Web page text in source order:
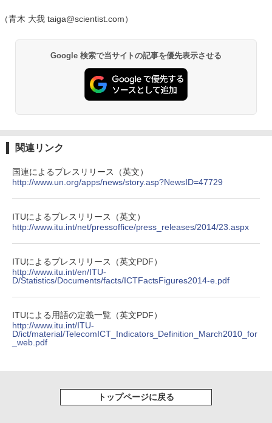
（青木 大我 taiga@scientist.com）
Google 検索で当サイトの記事を優先表示させる
関連リンク
国連によるプレスリリース（英文）
http://www.un.org/apps/news/story.asp?NewsID=47729
ITUによるプレスリリース（英文）
http://www.itu.int/net/pressoffice/press_releases/2014/23.aspx
ITUによるプレスリリース（英文PDF）
http://www.itu.int/en/ITU-
D/Statistics/Documents/facts/ICTFactsFigures2014-e.pdf
ITUによる用語の定義一覧（英文PDF）
http://www.itu.int/ITU-
D/ict/material/TelecomICT_Indicators_Definition_March2010_for
_web.pdf
トップページに戻る